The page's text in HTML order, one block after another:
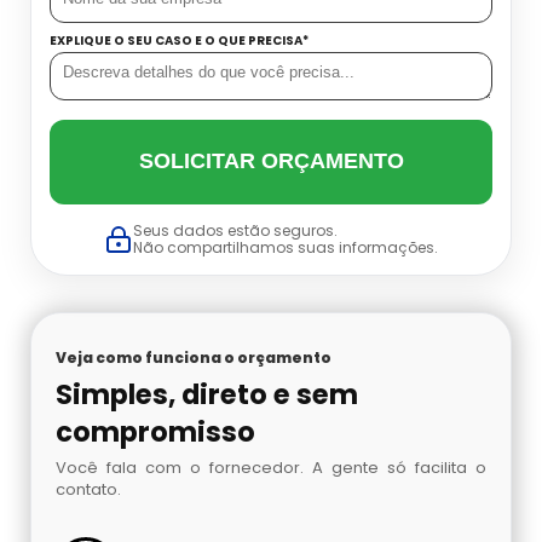
Conjunto Autônomo Valor
Distribuidora De Conjunto Autônomo
Proteção Respiratória Autônoma
Acetileno Para Absorção Atômica
Venda De Nitrogênio Gasoso
Argônio Analítico
Cilindro De Oxigenio Medicinal Portátil
Cilindro De Oxigenio Portatil Aluguel
Comprar Cilindro De Oxigênio
Cilindro De Oxigenio Valor
Cilindro Oxigenio 3 Litros
Cilindro Ar
Cilindro De Oxigênio 3 Litros
Onde Comprar Ar Mandado
Preço De Ar Mandado
EXPLIQUE O SEU CASO E O QUE PRECISA*
SOLICITAR ORÇAMENTO
Seus dados estão seguros.
Não compartilhamos suas informações.
Veja como funciona o orçamento
Simples, direto e sem
compromisso
Você fala com o fornecedor. A gente só facilita o
contato.